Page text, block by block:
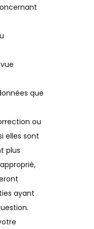
que
ou
elles sont
plus
ayant